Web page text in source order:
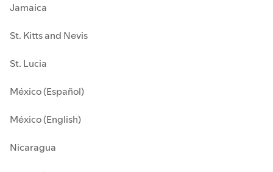
Jamaica
St. Kitts and Nevis
St. Lucia
México (Español)
México (English)
Nicaragua